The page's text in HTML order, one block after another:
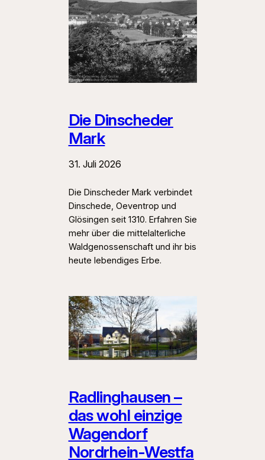
Die Dinscheder
Mark
31. Juli 2026
Die Dinscheder Mark verbindet
Dinschede, Oeventrop und
Glösingen seit 1310. Erfahren Sie
mehr über die mittelalterliche
Waldgenossenschaft und ihr bis
heute lebendiges Erbe.
Radlinghausen –
das wohl einzige
Wagendorf
Nordrhein‑Westfa